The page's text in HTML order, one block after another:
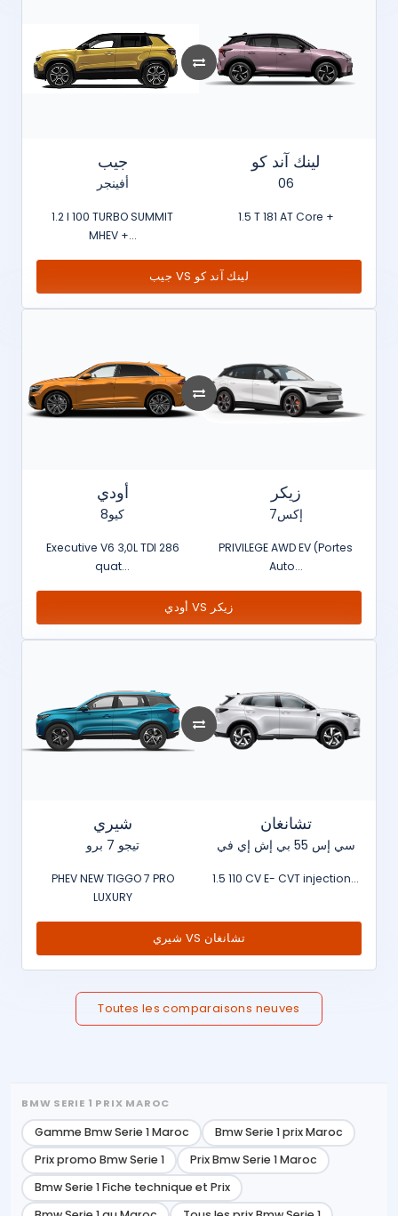
جيب
أفينجر
1.2 l 100 TURBO SUMMIT
MHEV +...
لينك آند كو
06
1.5 T 181 AT Core +
جيب VS لينك آند كو
أودي
كيو8
Executive V6 3,0L TDI 286
quat...
زيكر
7إكس
PRIVILEGE AWD EV (Portes
Auto...
أودي VS زيكر
شيري
تيجو 7 برو
PHEV NEW TIGGO 7 PRO
LUXURY
تشانغان
سي إس 55 بي إش إي في
1.5 110 CV E- CVT injection...
شيري VS تشانغان
Toutes les comparaisons neuves
BMW SERIE 1 PRIX MAROC
Gamme Bmw Serie 1 Maroc
Bmw Serie 1 prix Maroc
Prix promo Bmw Serie 1
Prix Bmw Serie 1 Maroc
Bmw Serie 1 Fiche technique et Prix